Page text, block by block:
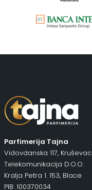
Parfimerija Tajna
Vidovdanska 117, Kruševac
Telekomunikacija D.O.O.
Kralja Petra 1. 153, Blace
PIB: 100370034